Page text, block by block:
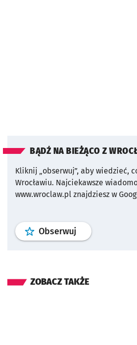
BĄDŹ NA BIEŻĄCO Z
Kliknij „obserwuj”, aby wiedzieć,
Wrocławiu. Najciekawsze
www.wroclaw.pl znajdziesz w
Obserwuj profil
ZOBACZ TAKŻE